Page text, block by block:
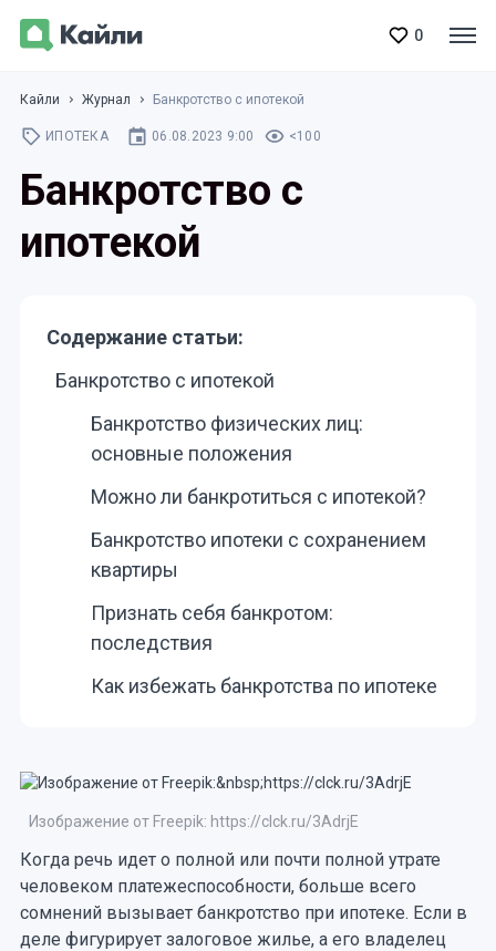
0
Кайли Журнал Банкротство с ипотекой
ИПОТЕКА 06.08.2023 9:00 <100
Банкротство с
ипотекой
Содержание статьи:
Банкротство с ипотекой
Банкротство физических лиц:
основные положения
Можно ли банкротиться с ипотекой?
Банкротство ипотеки с сохранением
квартиры
Признать себя банкротом:
последствия
Как избежать банкротства по ипотеке
Изображение от Freepik: https://clck.ru/3AdrjE
Когда речь идет о полной или почти полной утрате
человеком платежеспособности, больше всего
сомнений вызывает банкротство при ипотеке. Если в
деле фигурирует залоговое жилье, а его владелец